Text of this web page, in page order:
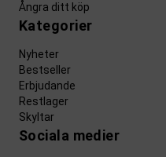
Ångra ditt köp
Kategorier
Nyheter
Bestseller
Erbjudande
Restlager
Skyltar
Sociala medier